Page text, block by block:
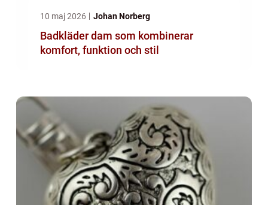
10 maj 2026 Johan Norberg
Badkläder dam som kombinerar
komfort, funktion och stil